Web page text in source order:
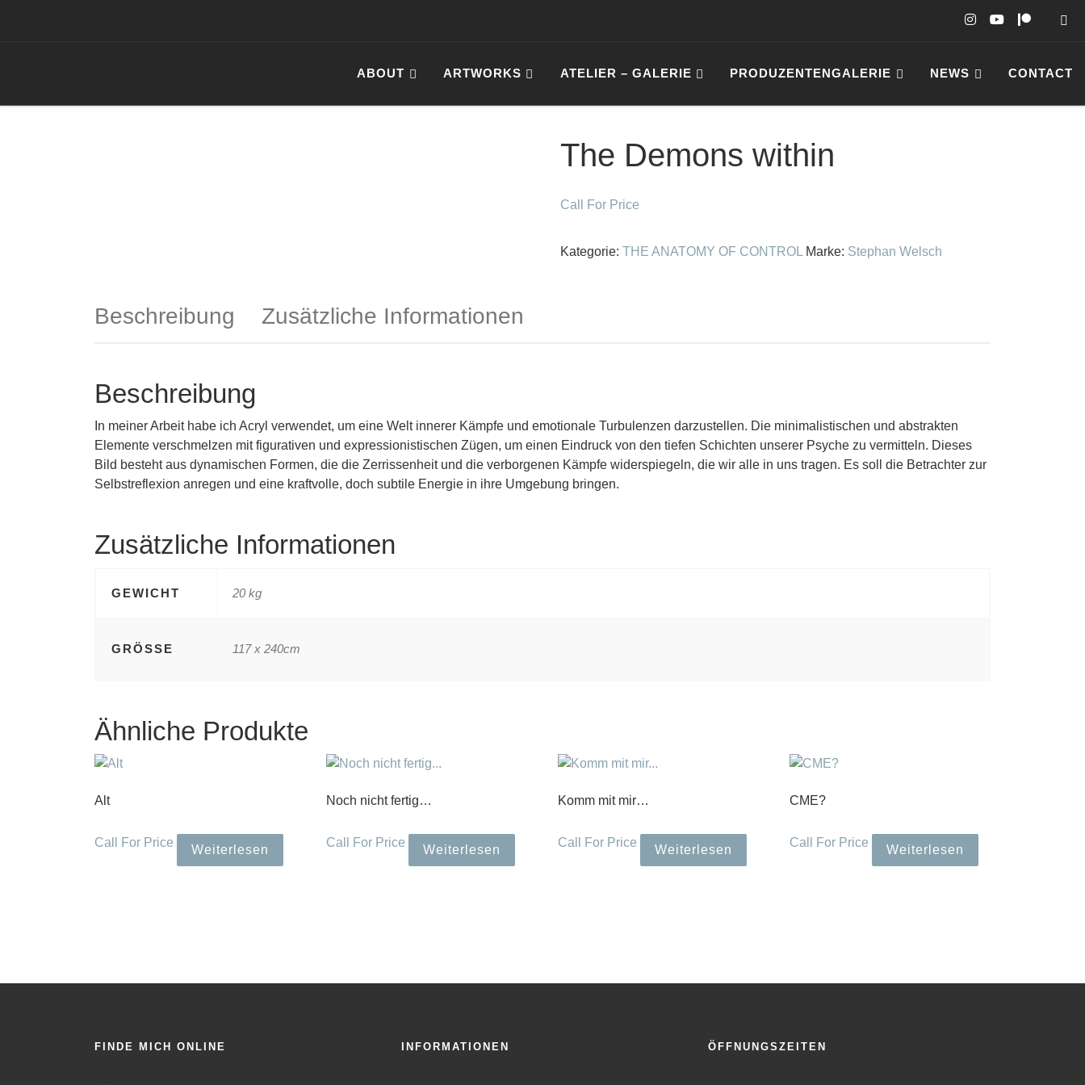
ABOUT ARTWORKS ATELIER – GALERIE PRODUZENTENGALERIE NEWS CONTACT
The Demons within
Call For Price
Kategorie:THE ANATOMY OF CONTROL Marke: Stephan Welsch
Beschreibung Zusätzliche Informationen
Beschreibung
In meiner Arbeit habe ich Acryl verwendet, um eine Welt innerer Kämpfe und emotionale Turbulenzen darzustellen. Die minimalistischen und abstrakten
Elemente verschmelzen mit figurativen und expressionistischen Zügen, um einen Eindruck von den tiefen Schichten unserer Psyche zu vermitteln. Dieses
Bild besteht aus dynamischen Formen, die die Zerrissenheit und die verborgenen Kämpfe widerspiegeln, die wir alle in uns tragen. Es soll die Betrachter zur
Selbstreflexion anregen und eine kraftvolle, doch subtile Energie in ihre Umgebung bringen.
Zusätzliche Informationen
GEWICHT 20 kg
GRÖSSE 117 x 240cm
Ähnliche Produkte
Alt
Call For Price
Weiterlesen
Noch nicht fertig…
Call For Price
Weiterlesen
Komm mit mir…
Call For Price
Weiterlesen
CME?
Call For Price
Weiterlesen
FINDE MICH ONLINE INFORMATIONEN ÖFFNUNGSZEITEN
Close